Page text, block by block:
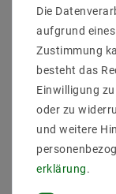
was eine
Hauptmerkmale
Zigbee-LED-
5A pro Kanal,
ZigBee 2.4G
Einfarbiges
ZigBee Mesh
Kompatibel
Coordinator
Die
aufgrund
Zustimmung
besteht das
Einwilligung
oder zu
und weitere
erklärung.